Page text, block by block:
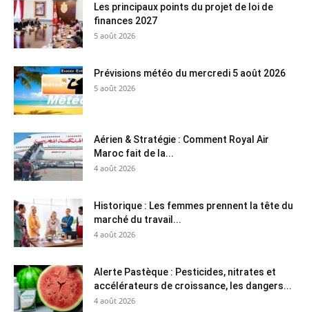
Les principaux points du projet de loi de
finances 2027
5 août 2026
Prévisions météo du mercredi 5 août 2026
5 août 2026
Aérien & Stratégie : Comment Royal Air
Maroc fait de la...
4 août 2026
Historique : Les femmes prennent la tête du
marché du travail...
4 août 2026
Alerte Pastèque : Pesticides, nitrates et
accélérateurs de croissance, les dangers...
4 août 2026